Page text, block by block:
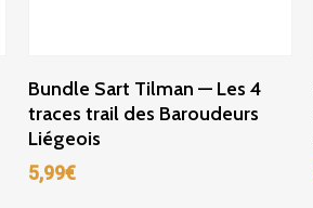
Ajouter Au Panier
Bundle Sart Tilman — Les 4
traces trail des Baroudeurs
Liégeois
5,99€